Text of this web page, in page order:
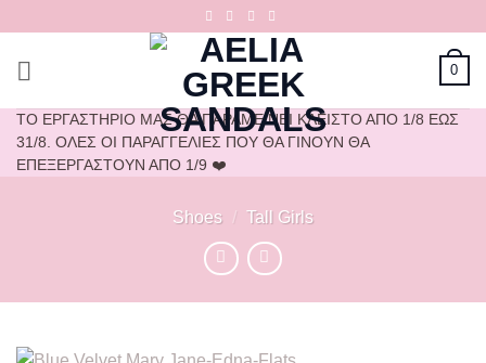
περιεχόμενο
0
ΤΟ ΕΡΓΑΣΤΗΡΙΟ ΜΑΣ ΘΑ ΠΑΡΑΜΕΙΝΕΙ ΚΛΕΙΣΤΟ ΑΠΟ 1/8 ΕΩΣ
31/8. ΟΛΕΣ ΟΙ ΠΑΡΑΓΓΕΛΙΕΣ ΠΟΥ ΘΑ ΓΙΝΟΥΝ ΘΑ
ΕΠΕΞΕΡΓΑΣΤΟΥΝ ΑΠΟ 1/9 ❤️
Shoes / Tall Girls